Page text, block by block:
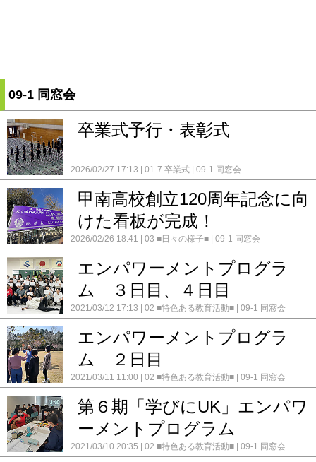
09-1 同窓会
卒業式予行・表彰式
2026/02/27 17:13 01-7 卒業式 09-1 同窓会
甲南高校創立120周年記念に向
けた看板が完成！
2026/02/26 18:41 03 ■日々の様子■ 09-1 同窓会
エンパワーメントプログラ
ム ３日目、４日目
2021/03/12 17:13 02 ■特色ある教育活動■ 09-1 同窓会
エンパワーメントプログラ
ム ２日目
2021/03/11 11:00 02 ■特色ある教育活動■ 09-1 同窓会
第６期「学びにUK」エンパワ
ーメントプログラム
2021/03/10 20:35 02 ■特色ある教育活動■ 09-1 同窓会